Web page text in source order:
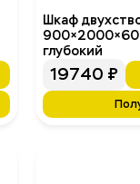
Шкаф
глубокий
19740 ₽